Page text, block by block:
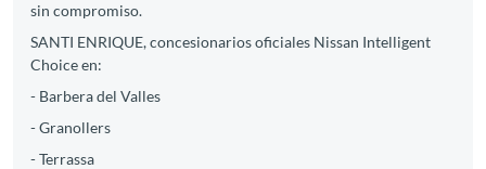
sin compromiso.
SANTI ENRIQUE, concesionarios oficiales Nissan Intelligent
Choice en:
- Barbera del Valles
- Granollers
- Terrassa